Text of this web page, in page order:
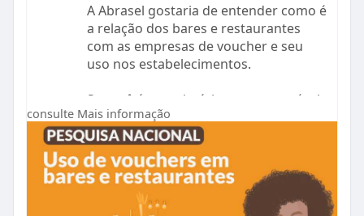
A Abrasel gostaria de entender como é
a relação dos bares e restaurantes
com as empresas de voucher e seu
uso nos estabelecimentos.
Se você é proprietário ou responsável
por um bar ou restaurante, por favor,
nos ajude a entender este cenário
respondendo à pesquisa. O
preenchimento não leva mais do que 8
minutos. A pesquisa ficará disponível
até o dia 10 de setembro.
consulte Mais informação